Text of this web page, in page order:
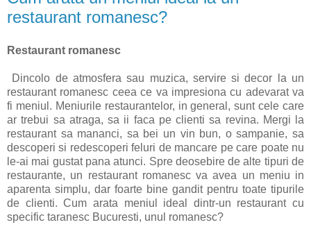
restaurant romanesc?
Restaurant romanesc
Dincolo de atmosfera sau muzica, servire si decor la un
restaurant romanesc ceea ce va impresiona cu adevarat va
fi meniul. Meniurile restaurantelor, in general, sunt cele care
ar trebui sa atraga, sa ii faca pe clienti sa revina. Mergi la
restaurant sa mananci, sa bei un vin bun, o sampanie, sa
descoperi si redescoperi feluri de mancare pe care poate nu
le-ai mai gustat pana atunci. Spre deosebire de alte tipuri de
restaurante, un restaurant romanesc va avea un meniu in
aparenta simplu, dar foarte bine gandit pentru toate tipurile
de clienti. Cum arata meniul ideal dintr-un restaurant cu
specific taranesc Bucuresti, unul romanesc?